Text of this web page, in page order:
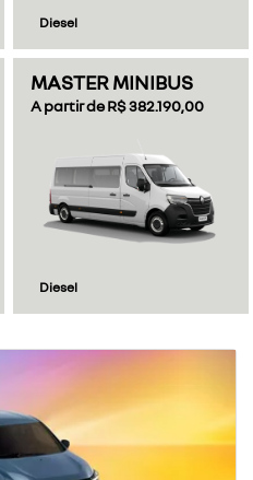
Diesel
MASTER MINIBUS
A partir de R$ 382.190,00
Diesel